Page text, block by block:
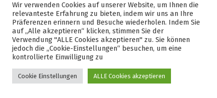
gemäß Art. 6 Abs. 1 Buchstabe a DS-GVO
oder Art. 9 Abs. 2 Buchstabe a DS-GVO
stützte, und es fehlt an einer
anderweitigen Rechtsgrundlage für die
Verarbeitung.
Die betroffene Person legt gemäß Art. 21
Abs. 1 DS-GVO Widerspruch gegen die
Wir verwenden Cookies auf unserer Website, um Ihnen die
relevanteste Erfahrung zu bieten, indem wir uns an Ihre
Präferenzen erinnern und Besuche wiederholen. Indem Sie
auf „Alle akzeptieren“ klicken, stimmen Sie der
Verwendung "ALLE Cookies akzeptieren" zu. Sie können
jedoch die „Cookie-Einstellungen“ besuchen, um eine
kontrollierte Einwilligung zu
Cookie Einstellungen ALLE Cookies akzeptieren